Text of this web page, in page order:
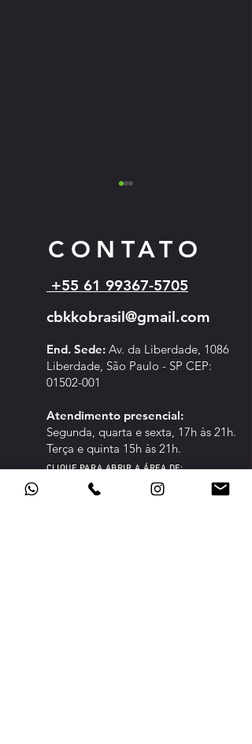
ASSEMBLEIA GERAL
EXTRAORDINÁRIA
CONTATO
+55 61 99367-5705
cbkkobrasil@gmail.com
End. Sede: Av. da Liberdade, 1086
Liberdade, São Paulo - SP CEP:
01502-001
Atendimento presencial:
Segunda, quarta e sexta, 17h às 21h.
Terça e quinta 15h às 21h.
CLIQUE PARA ABRIR A ÁREA DE:
ERADOS
TRANSPARÊNCIA